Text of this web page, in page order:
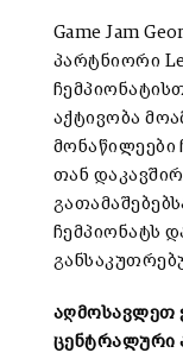
Game Jam
პარტნიორი
აქტივობა
მონაწილეები
თან
ჩემპიონატს
აღმოსავლეთ
ცენტრალური